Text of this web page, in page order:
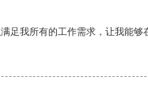
足我所有的工作需求，让我能够